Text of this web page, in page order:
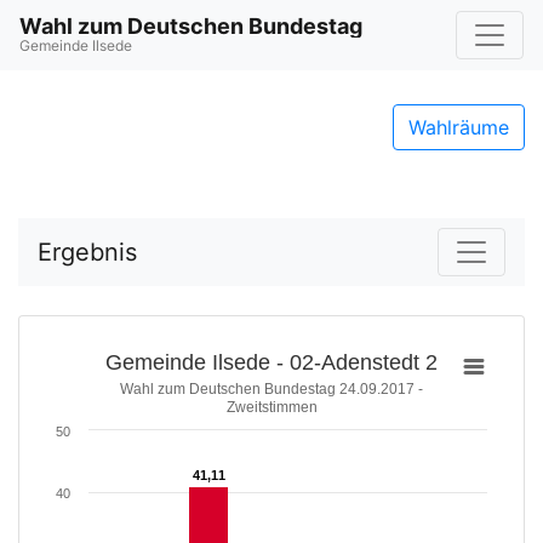
Wahl zum Deutschen Bundestag
Gemeinde Ilsede
Wahlräume
Ergebnis
Gemeinde Ilsede - 02-Adenstedt 2
Wahl zum Deutschen Bundestag 24.09.2017 -
Zweitstimmen
41,11
41,11
40
50